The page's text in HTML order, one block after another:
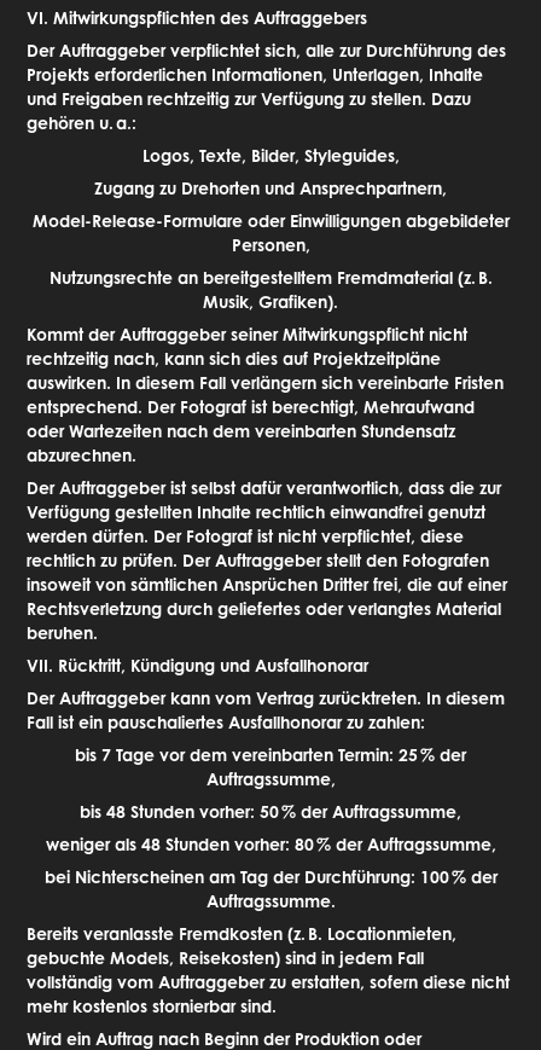
VI. Mitwirkungspflichten des Auftraggebers
Der Auftraggeber verpflichtet sich, alle zur Durchführung des
Projekts erforderlichen Informationen, Unterlagen, Inhalte
und Freigaben rechtzeitig zur Verfügung zu stellen. Dazu
gehören u.a.:
Logos, Texte, Bilder, Styleguides,
Zugang zu Drehorten und Ansprechpartnern,
Model-Release-Formulare oder Einwilligungen abgebildeter
Personen,
Nutzungsrechte an bereitgestelltem Fremdmaterial (z. B.
Musik, Grafiken).
Kommt der Auftraggeber seiner Mitwirkungspflicht nicht
rechtzeitig nach, kann sich dies auf Projektzeitpläne
auswirken. In diesem Fall verlängern sich vereinbarte Fristen
entsprechend. Der Fotograf ist berechtigt, Mehraufwand
oder Wartezeiten nach dem vereinbarten Stundensatz
abzurechnen.
Der Auftraggeber ist selbst dafür verantwortlich, dass die zur
Verfügung gestellten Inhalte rechtlich einwandfrei genutzt
werden dürfen. Der Fotograf ist nicht verpflichtet, diese
rechtlich zu prüfen. Der Auftraggeber stellt den Fotografen
insoweit von sämtlichen Ansprüchen Dritter frei, die auf einer
Rechtsverletzung durch geliefertes oder verlangtes Material
beruhen.
VII. Rücktritt, Kündigung und Ausfallhonorar
Der Auftraggeber kann vom Vertrag zurücktreten. In diesem
Fall ist ein pauschaliertes Ausfallhonorar zu zahlen:
bis 7 Tage vor dem vereinbarten Termin: 25% der
Auftragssumme,
bis 48 Stunden vorher: 50% der Auftragssumme,
weniger als 48 Stunden vorher: 80% der Auftragssumme,
bei Nichterscheinen am Tag der Durchführung: 100% der
Auftragssumme.
Bereits veranlasste Fremdkosten (z. B. Locationmieten,
gebuchte Models, Reisekosten) sind in jedem Fall
vollständig vom Auftraggeber zu erstatten, sofern diese nicht
mehr kostenlos stornierbar sind.
Wird ein Auftrag nach Beginn der Produktion oder